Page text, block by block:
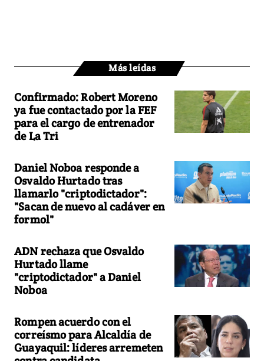
Más leídas
Confirmado: Robert Moreno
ya fue contactado por la FEF
para el cargo de entrenador
de La Tri
Daniel Noboa responde a
Osvaldo Hurtado tras
llamarlo "criptodictador":
"Sacan de nuevo al cadáver en
formol"
ADN rechaza que Osvaldo
Hurtado llame
"criptodictador" a Daniel
Noboa
Rompen acuerdo con el
correísmo para Alcaldía de
Guayaquil: líderes arremeten